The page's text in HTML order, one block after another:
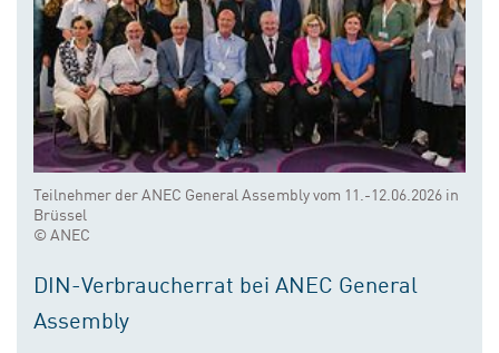
Teilnehmer der ANEC General Assembly vom 11.-12.06.2026 in
Brüssel
© ANEC
DIN-Verbraucherrat bei ANEC General
Assembly